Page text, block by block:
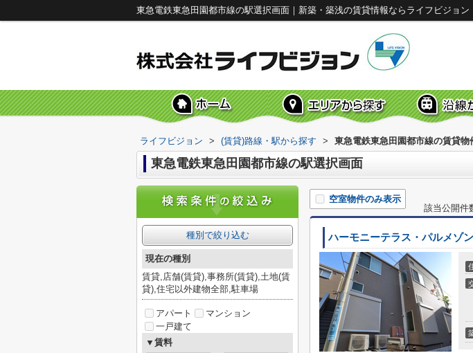
東急電鉄東急田園都市線の駅選択画面｜新築・築浅の賃貸情報ならライフビジョン
ライフビジョン > (賃貸)路線・駅から探す > 東急電鉄東急田園都市線の賃貸物
東急電鉄東急田園都市線の駅選択画面
空室物件のみ表示
該当公開件
ハーモニーテラス・パルメゾ
種別で絞り込む
現在の種別
賃貸,店舗(賃貸),事務所(賃貸),土地(賃
貸),住宅以外建物全部,駐車場
アパート
マンション
一戸建て
▼賃料